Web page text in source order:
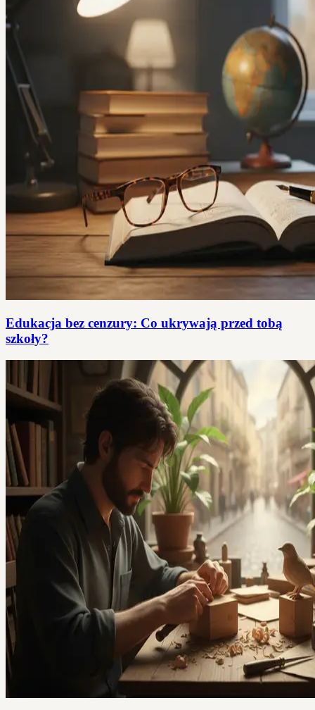
Edukacja bez cenzury: Co ukrywają przed tobą
szkoły?